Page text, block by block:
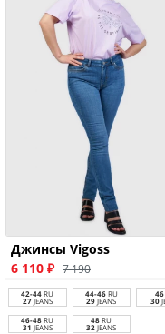
Джинсы Vigoss
6 110 ₽ 7 190
42-44RU
27JEANS
44-46RU
29JEANS
46
30
46-48RU
31 JEANS
48RU
32JEANS